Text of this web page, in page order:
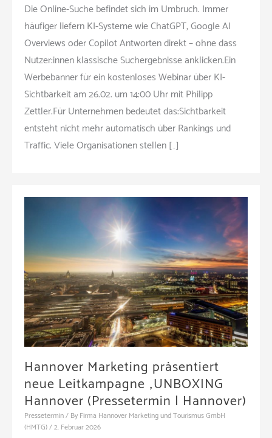
Die Online-Suche befindet sich im Umbruch. Immer
häufiger liefern KI-Systeme wie ChatGPT, Google AI
Overviews oder Copilot Antworten direkt – ohne dass
Nutzer:innen klassische Suchergebnisse anklicken.Ein
Werbebanner für ein kostenloses Webinar über KI-
Sichtbarkeit am 26.02. um 14:00 Uhr mit Philipp
Zettler.Für Unternehmen bedeutet das:Sichtbarkeit
entsteht nicht mehr automatisch über Rankings und
Traffic. Viele Organisationen stellen […]
Hannover Marketing präsentiert
neue Leitkampagne „UNBOXING
Hannover (Pressetermin | Hannover)
Pressetermin/ By Firma Hannover Marketing und Tourismus GmbH
(HMTG)/2. Februar 2026